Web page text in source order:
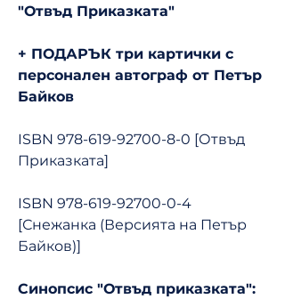
"Отвъд Приказката"
+ ПОДАРЪК три картички с
персонален автограф от Петър
Байков
ISBN 978-619-92700-8-0 [Отвъд
Приказката]
ISBN 978-619-92700-0-4
[Снежанка (Версията на Петър
Байков)]
Синопсис "Отвъд приказката":